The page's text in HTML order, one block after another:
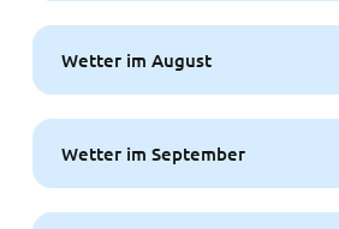
Wetter im August
Wetter im September